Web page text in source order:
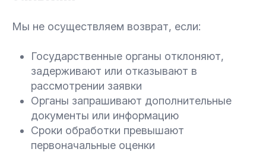
Мы не осуществляем возврат, если:
Государственные органы отклоняют,
задерживают или отказывают в
рассмотрении заявки
Органы запрашивают дополнительные
документы или информацию
Сроки обработки превышают
первоначальные оценки